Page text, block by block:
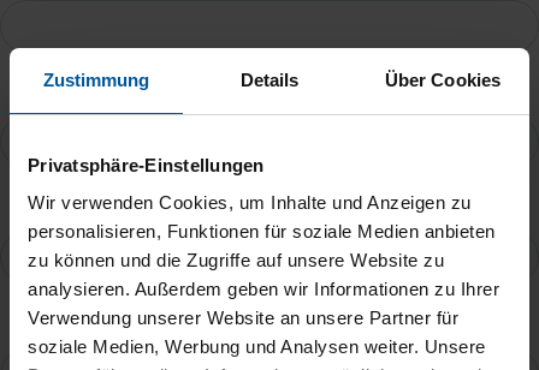
Zustimmung Details Über Cookies
Privatsphäre-Einstellungen
Wir verwenden Cookies, um Inhalte und Anzeigen zu
personalisieren, Funktionen für soziale Medien anbieten
zu können und die Zugriffe auf unsere Website zu
analysieren. Außerdem geben wir Informationen zu Ihrer
Verwendung unserer Website an unsere Partner für
soziale Medien, Werbung und Analysen weiter. Unsere
Telefonnummer
Ihre Nachricht an Antje Dietrich*